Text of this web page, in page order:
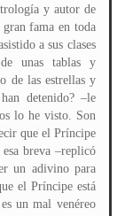
y autor de
fama en toda
a sus clases
unas tablas y
de las estrellas y
detenido? –le
lo he visto. Son
que el Príncipe
breva –replicó
un adivino para
el Príncipe está
un mal venéreo